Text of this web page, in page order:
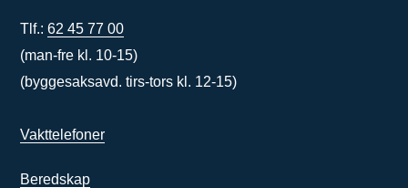
Tlf.:62 45 77 00
(man-fre kl. 10-15)
(byggesaksavd. tirs-tors kl. 12-15)
Vakttelefoner
Beredskap